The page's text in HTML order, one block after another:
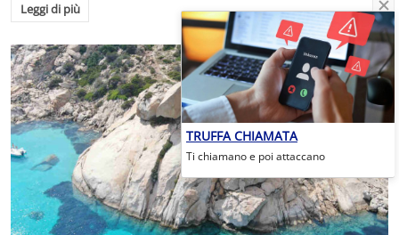
Leggi di più
TRUFFA CHIAMATA
Ti chiamano e poi attaccano